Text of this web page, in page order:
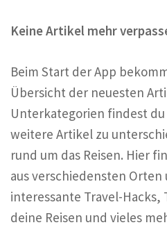
Keine Artikel mehr
Beim Start der App
Übersicht der neuesten
Unterkategorien findest
weitere Artikel zu
rund um das Reisen. Hier
aus verschiedensten
interessante Travel-Hacks,
deine Reisen und vieles